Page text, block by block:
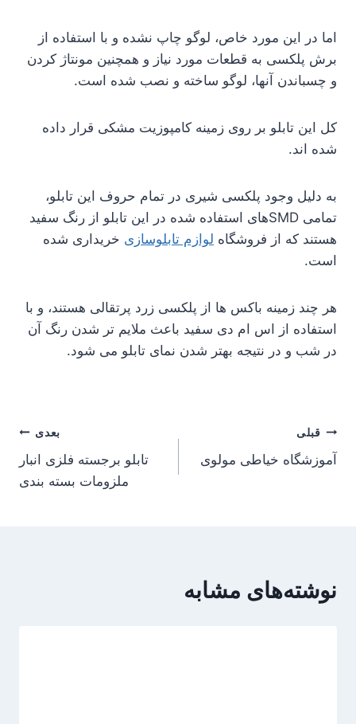
اما در این مورد خاص، لوگو چاپ نشده و با استفاده از
برش پلکسی به قطعات مورد نیاز و همچنین مونتاژ کردن
و چسباندن آنها، لوگو ساخته و نصب شده است.
کل این تابلو بر روی زمینه کامپوزیت مشکی قرار داده
شده اند.
به دلیل وجود پلکسی شیری در تمام حروف این تابلو،
تمامی SMDهای استفاده شده در این تابلو از رنگ سفید
هستند که از فروشگاه لوازم تابلوسازی خریداری شده
است.
هر چند زمینه باکس ها از پلکسی زرد پرتقالی هستند، و با
استفاده از اس ام دی سفید باعث ملایم تر شدن رنگ آن
در شب و در نتیجه بهتر شدن نمای تابلو می شود.
راهبری
نوشته
قبلی
آموزشگاه خیاطی مولوی
بعدی
تابلو برجسته فلزی انبار
ملزومات بسته بندی
نوشته‌های مشابه